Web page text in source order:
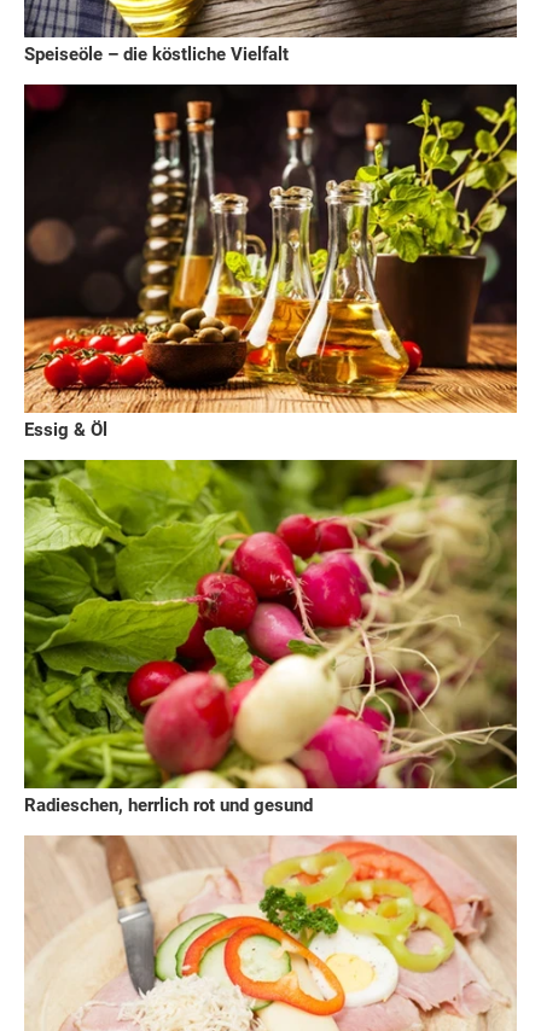
Speiseöle – die köstliche Vielfalt
Essig & Öl
Radieschen, herrlich rot und gesund